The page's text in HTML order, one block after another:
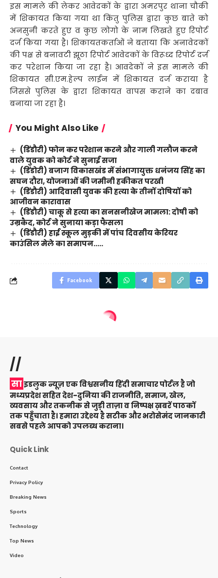
इस मामले की लेकर आवेदकों के द्वारा अमरपुर थाना चौकी
में शिकायत किया गया था किंतु पुलिस द्वारा कुछ बाते को
अनसुनी करते हुए व कुछ लोगो के नाम लिखते हुए रिपोर्ट
दर्ज किया गया है। शिकायतकर्ताओं ने बताया कि अनावेदकों
की पक्ष से बनावटी झूठा रिपोर्ट आवेदकों के विरूध्द रिपोर्ट दर्ज
कर परेशान किया जा रहा है। आवदेकों ने इस मामले की
शिकायत सी.एम.हेल्प लाईन में शिकायत दर्ज कराया है
जिससे पुलिस के द्वारा शिकायत वापस कराने का दबाव
बनाया जा रहा है।
You Might Also Like
(डिंडौरी) फोन कर परेशान करने और गाली गलौज करने
वाले युवक को कोर्ट ने सुनाई सजा
(डिंडोरी) बजाग विकासखंड में संभागायुक्त धनंजय सिंह का
सघन दौरा, योजनाओं की जमीनी हकीकत परखी
(डिंडौरी) आदिवासी युवक की हत्या के तीनों दोषियों को
आजीवन कारावास
(डिंडौरी) चाकू से हत्या का सनसनीखेज मामला: दोषी को
उम्रकैद, कोर्ट ने सुनाया कड़ा फैसला
(डिंडौरी) हाई स्कूल मुड़की में पांच दिवसीय केरियर
काउंसिल मेले का समापन…..
Facebook
//
साइडलुक न्यूज़ एक विश्वसनीय हिंदी समाचार पोर्टल है जो
मध्यप्रदेश सहित देश-दुनिया की राजनीति, समाज, खेल,
व्यवसाय और तकनीक से जुड़ी ताज़ा व निष्पक्ष ख़बरें पाठकों
तक पहुँचाता है। हमारा उद्देश्य है सटीक और भरोसेमंद जानकारी
सबसे पहले आपको उपलब्ध कराना।
Quick Link
Contact
Privacy Policy
Breaking News
Sports
Technology
Top News
Video